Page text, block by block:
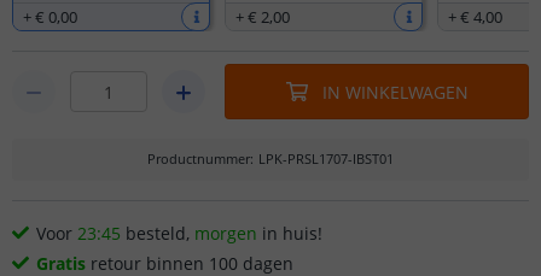
+€ 0,00
+€ 2,00
+€ 4,00
IN WINKELWAGEN
Productnummer: LPK-PRSL1707-IBST01
Voor 23:45 besteld, morgen in huis!
Gratis retour binnen 100 dagen